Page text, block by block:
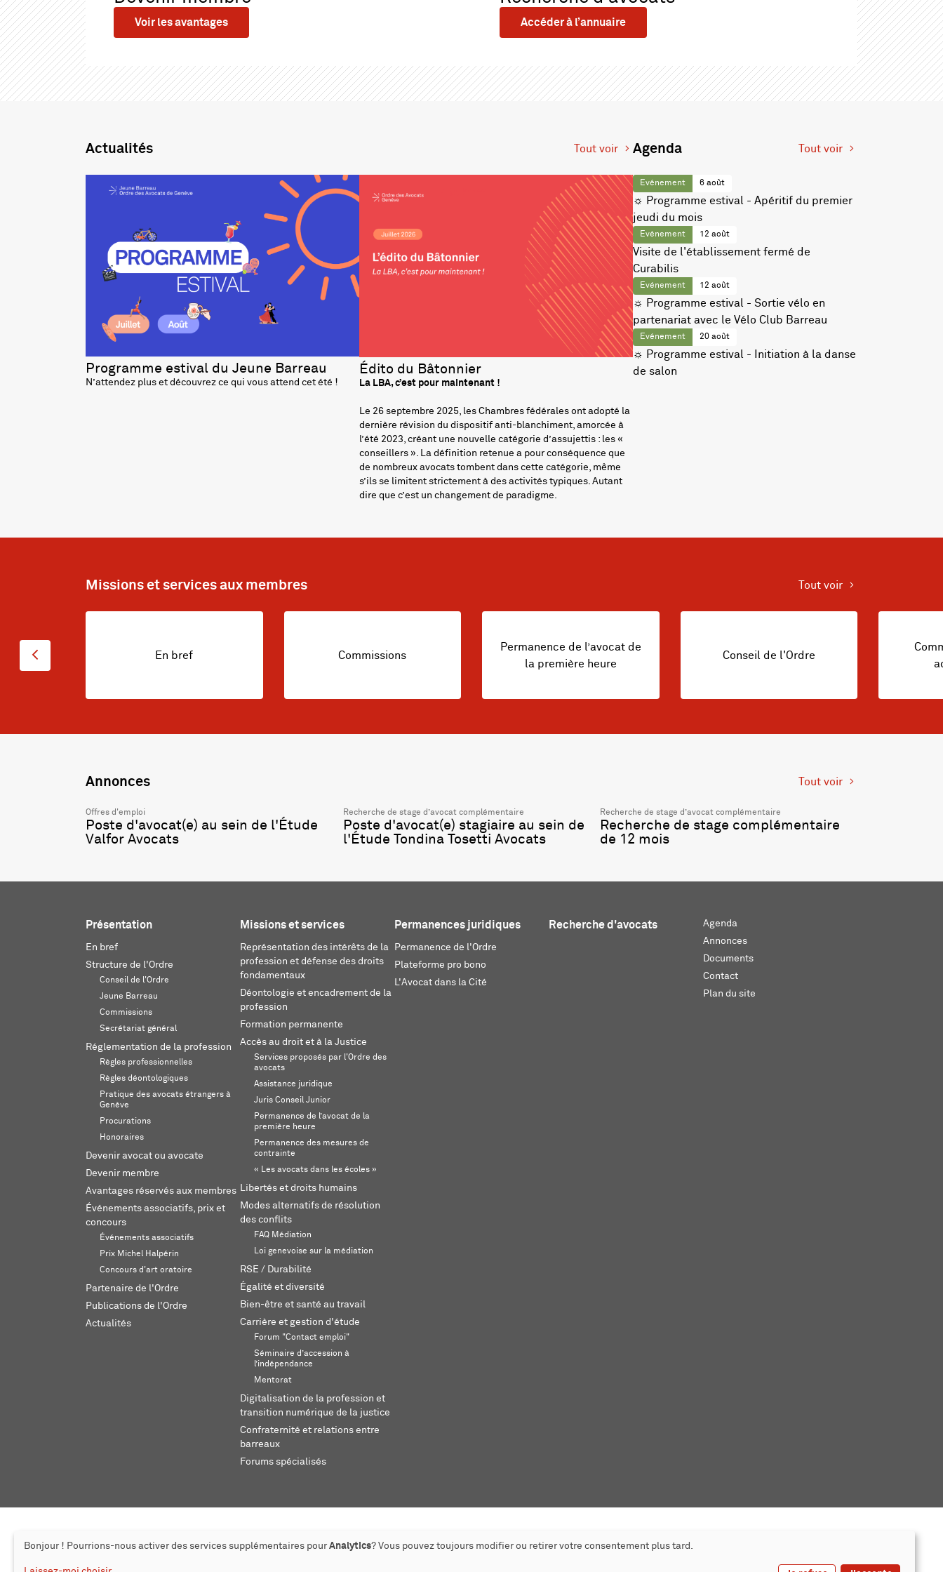
Voir les avantages Accéder à l’annuaire
Actualités Tout voir
Programme estival du Jeune Barreau
N’attendez plus et découvrez ce qui vous attend cet été !
Édito du Bâtonnier
La LBA, c’est pour maintenant !
Le 26 septembre 2025, les Chambres fédérales ont adopté la
dernière révision du dispositif anti-blanchiment, amorcée à
l’été 2023, créant une nouvelle catégorie d’assujettis : les «
conseillers ». La définition retenue a pour conséquence que
de nombreux avocats tombent dans cette catégorie, même
s’ils se limitent strictement à des activités typiques. Autant
dire que c’est un changement de paradigme.
Agenda Tout voir
Evénement 6 août
☼ Programme estival - Apéritif du premier
jeudi du mois
Evénement 12 août
Visite de l'établissement fermé de
Curabilis
Evénement 12 août
☼ Programme estival - Sortie vélo en
partenariat avec le Vélo Club Barreau
Evénement 20 août
☼ Programme estival - Initiation à la danse
de salon
Missions et services aux membres Tout voir
En bref Commissions
Permanence de l’avocat de
la première heure
Conseil de l'Ordre
Annonces Tout voir
Offres d'emploi
Poste d'avocat(e) au sein de l'Étude
Valfor Avocats
Recherche de stage d’avocat complémentaire
Poste d'avocat(e) stagiaire au sein de
l'Étude Tondina Tosetti Avocats
Recherche de stage d’avocat complémentaire
Recherche de stage complémentaire
de 12 mois
Présentation
En bref
Structure de l'Ordre
Conseil de l'Ordre
Jeune Barreau
Commissions
Secrétariat général
Réglementation de la profession
Règles professionnelles
Règles déontologiques
Pratique des avocats étrangers à
Genève
Procurations
Honoraires
Devenir avocat ou avocate
Devenir membre
Avantages réservés aux membres
Événements associatifs, prix et
concours
Événements associatifs
Prix Michel Halpérin
Concours d'art oratoire
Partenaire de l'Ordre
Publications de l'Ordre
Actualités
Missions et services
Représentation des intérêts de la
profession et défense des droits
fondamentaux
Déontologie et encadrement de la
profession
Formation permanente
Accès au droit et à la Justice
Services proposés par l'Ordre des
avocats
Assistance juridique
Juris Conseil Junior
Permanence de l’avocat de la
première heure
Permanence des mesures de
contrainte
« Les avocats dans les écoles »
Libertés et droits humains
Modes alternatifs de résolution
des conflits
FAQ Médiation
Loi genevoise sur la médiation
RSE / Durabilité
Égalité et diversité
Bien-être et santé au travail
Carrière et gestion d'étude
Forum "Contact emploi"
Séminaire d’accession à
l’indépendance
Mentorat
Digitalisation de la profession et
transition numérique de la justice
Confraternité et relations entre
barreaux
Forums spécialisés
Permanences juridiques
Permanence de l'Ordre
Plateforme pro bono
L'Avocat dans la Cité
Recherche d'avocats
Agenda
Annonces
Documents
Contact
Plan du site
Bonjour ! Pourrions-nous activer des services supplémentaires pour Analytics? Vous pouvez toujours modifier ou retirer votre consentement plus tard.